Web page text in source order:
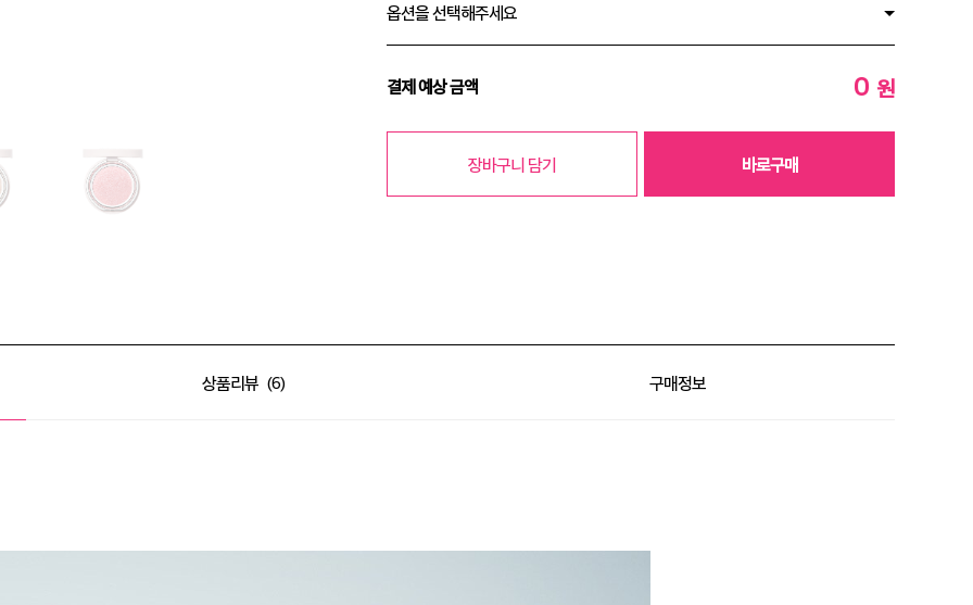
옵션을 선택해주세요
결제 예상 금액 0 원
장바구니 담기 바로구매
상품리뷰 6 구매정보